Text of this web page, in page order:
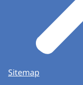
Sitemap